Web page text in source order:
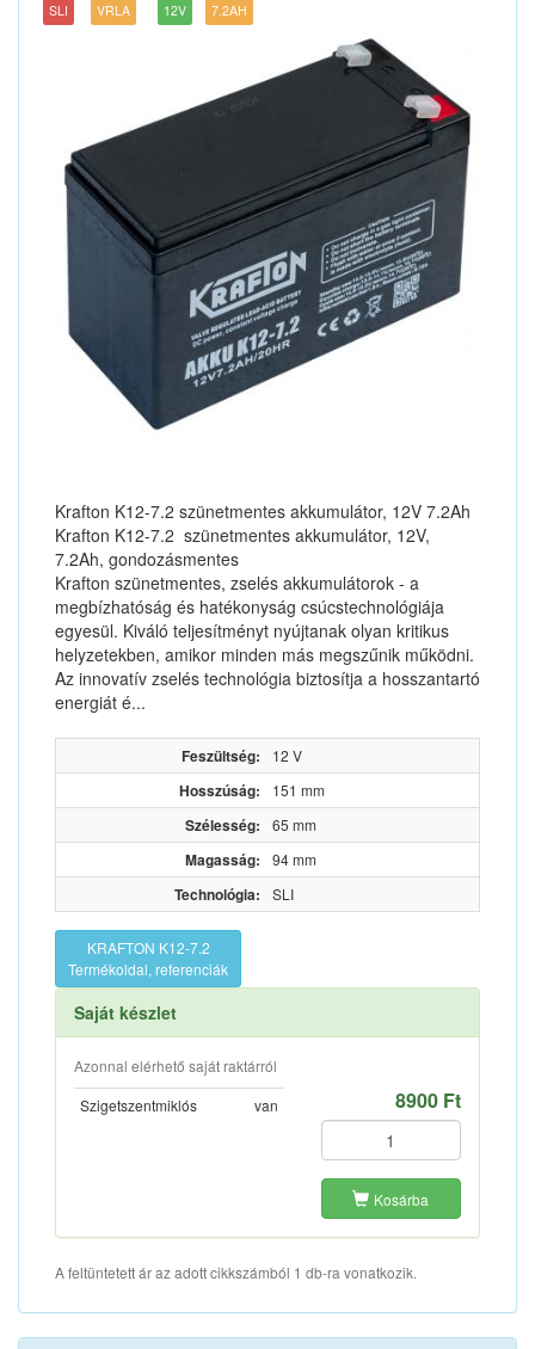
SLI VRLA 12V 7.2AH
Krafton K12-7.2 szünetmentes akkumulátor, 12V 7.2Ah
Krafton K12-7.2 szünetmentes akkumulátor, 12V,
7.2Ah, gondozásmentes
Krafton szünetmentes, zselés akkumulátorok - a
megbízhatóság és hatékonyság csúcstechnológiája
egyesül. Kiváló teljesítményt nyújtanak olyan kritikus
helyzetekben, amikor minden más megszűnik működni.
Az innovatív zselés technológia biztosítja a hosszantartó
energiát é...
Feszültség: 12 V
Hosszúság: 151 mm
Szélesség: 65 mm
Magasság: 94 mm
Technológia: SLI
KRAFTON K12-7.2
Termékoldal, referenciák
Saját készlet
Azonnal elérhető saját raktárról
Szigetszentmiklós
van 8900 Ft
Kosárba
A feltüntetett ár az adott cikkszámból 1 db-ra vonatkozik.